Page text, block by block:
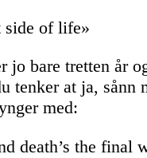
side of life»
jo bare tretten år
tenker at ja,
med:
death’s the final